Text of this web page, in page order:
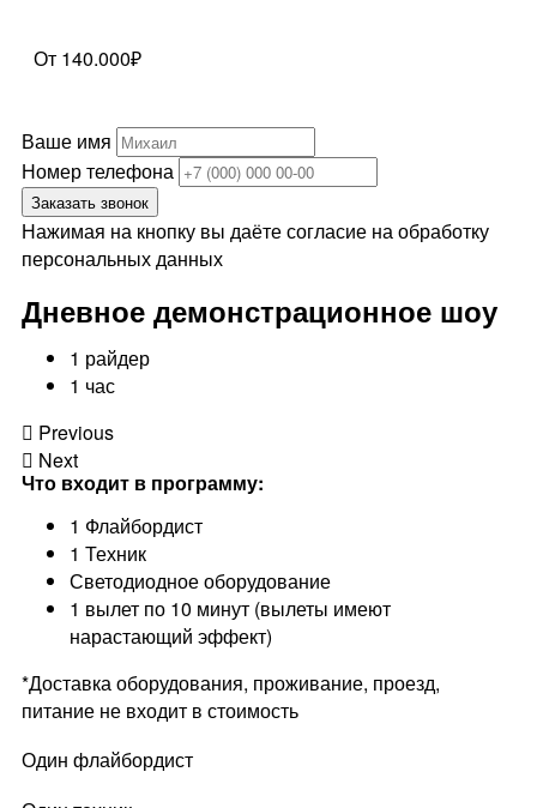
От 140.000₽
Ваше имя
Номер телефона
Заказать звонок
Нажимая на кнопку вы даёте согласие на обработку
персональных данных
Дневное демонстрационное шоу
1 райдер
1 час
Previous
Next
Что входит в программу:
1 Флайбордист
1 Техник
Светодиодное оборудование
1 вылет по 10 минут (вылеты имеют
нарастающий эффект)
*Доставка оборудования, проживание, проезд,
питание не входит в стоимость
Один флайбордист